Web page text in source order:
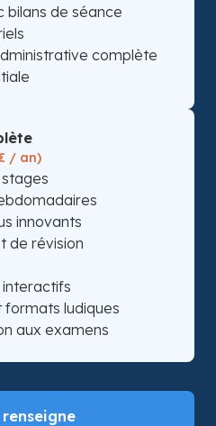
bilans de séance
complète
/ an)
innovants
de révision
ludiques
aux examens